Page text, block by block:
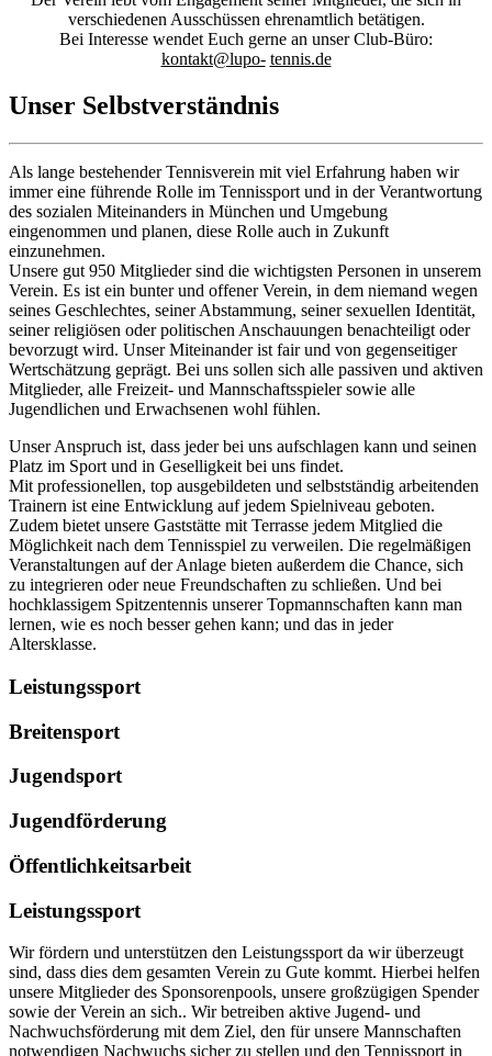
verschiedenen Ausschüssen ehrenamtlich betätigen.
Bei Interesse wendet Euch gerne an unser Club-Büro:
kontakt@lupo- tennis.de
Unser Selbstverständnis
Als lange bestehender Tennisverein mit viel Erfahrung haben wir
immer eine führende Rolle im Tennissport und in der Verantwortung
des sozialen Miteinanders in München und Umgebung
eingenommen und planen, diese Rolle auch in Zukunft
einzunehmen.
Unsere gut 950 Mitglieder sind die wichtigsten Personen in unserem
Verein. Es ist ein bunter und offener Verein, in dem niemand wegen
seines Geschlechtes, seiner Abstammung, seiner sexuellen Identität,
seiner religiösen oder politischen Anschauungen benachteiligt oder
bevorzugt wird. Unser Miteinander ist fair und von gegenseitiger
Wertschätzung geprägt. Bei uns sollen sich alle passiven und aktiven
Mitglieder, alle Freizeit- und Mannschaftsspieler sowie alle
Jugendlichen und Erwachsenen wohl fühlen.
Unser Anspruch ist, dass jeder bei uns aufschlagen kann und seinen
Platz im Sport und in Geselligkeit bei uns findet.
Mit professionellen, top ausgebildeten und selbstständig arbeitenden
Trainern ist eine Entwicklung auf jedem Spielniveau geboten.
Zudem bietet unsere Gaststätte mit Terrasse jedem Mitglied die
Möglichkeit nach dem Tennisspiel zu verweilen. Die regelmäßigen
Veranstaltungen auf der Anlage bieten außerdem die Chance, sich
zu integrieren oder neue Freundschaften zu schließen. Und bei
hochklassigem Spitzentennis unserer Topmannschaften kann man
lernen, wie es noch besser gehen kann; und das in jeder
Altersklasse.
Leistungs­sport
Breiten­sport
Jugend­sport
Jugend­förderung
Öffentlich­keitsarbeit
Leistungs­sport
Wir fördern und unterstützen den Leistungssport da wir überzeugt
sind, dass dies dem gesamten Verein zu Gute kommt. Hierbei helfen
unsere Mitglieder des Sponsorenpools, unsere großzügigen Spender
sowie der Verein an sich.. Wir betreiben aktive Jugend- und
Nachwuchsförderung mit dem Ziel, den für unsere Mannschaften
notwendigen Nachwuchs sicher zu stellen und den Tennissport in